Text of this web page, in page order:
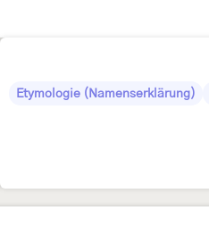
Etymologie (Namenserklärung)